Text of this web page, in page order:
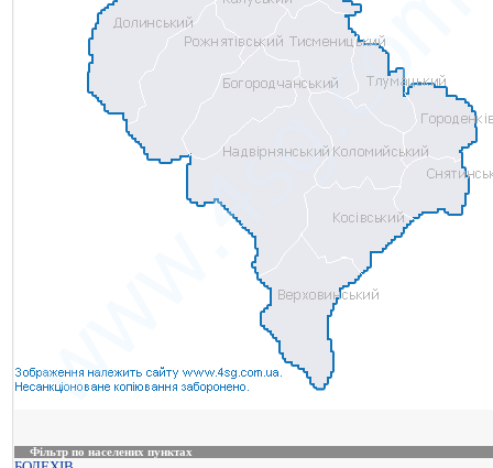
Фільтр по населених пунктах